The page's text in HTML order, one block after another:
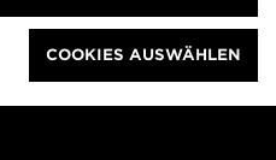
COOKIES AUSWÄHLEN